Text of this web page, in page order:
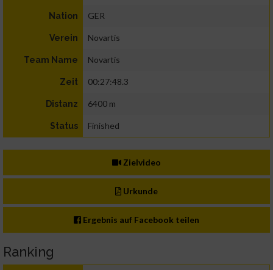
Nation GER
Verein Novartis
Team Name Novartis
Zeit 00:27:48.3
Distanz 6400 m
Status Finished
Zielvideo
Urkunde
Ergebnis auf Facebook teilen
Ranking